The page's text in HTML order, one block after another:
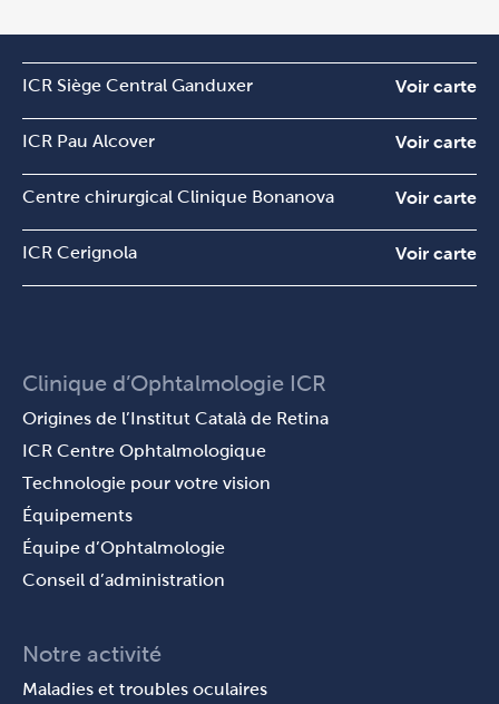
ICR Siège Central Ganduxer Voir carte
ICR Pau Alcover Voir carte
Centre chirurgical Clinique Bonanova Voir carte
ICR Cerignola Voir carte
Clinique d’Ophtalmologie ICR
Origines de l’Institut Català de Retina
ICR Centre Ophtalmologique
Technologie pour votre vision
Équipements
Équipe d’Ophtalmologie
Conseil d’administration
Notre activité
Maladies et troubles oculaires